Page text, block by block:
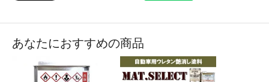
あなたにおすすめの商品